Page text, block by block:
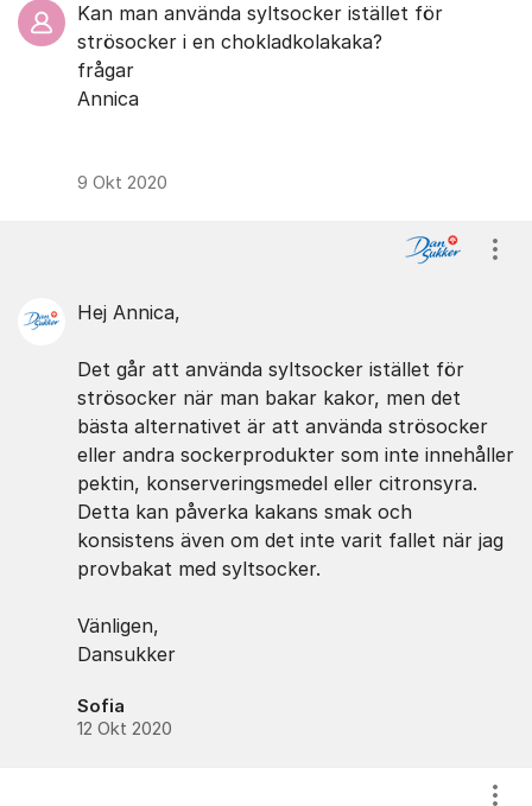
Kan man använda syltsocker istället för
strösocker i en chokladkolakaka?
frågar
Annica
9 Okt 2020
Hej Annica,
Det går att använda syltsocker istället för
strösocker när man bakar kakor, men det
bästa alternativet är att använda strösocker
eller andra sockerprodukter som inte innehåller
pektin, konserveringsmedel eller citronsyra.
Detta kan påverka kakans smak och
konsistens även om det inte varit fallet när jag
provbakat med syltsocker.
Vänligen,
Dansukker
Sofia
12 Okt 2020